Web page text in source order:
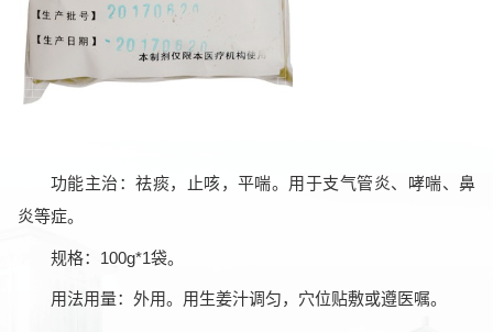
功能主治：祛痰，止咳，平喘。用于支气管炎、哮喘、鼻
炎等症。
规格：100g*1袋。
用法用量：外用。用生姜汁调匀，穴位贴敷或遵医嘱。